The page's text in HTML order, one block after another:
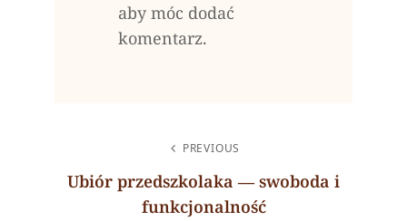
aby móc dodać
komentarz.
WPISU
PREVIOUS
Ubiór przedszkolaka ― swoboda i
funkcjonalność